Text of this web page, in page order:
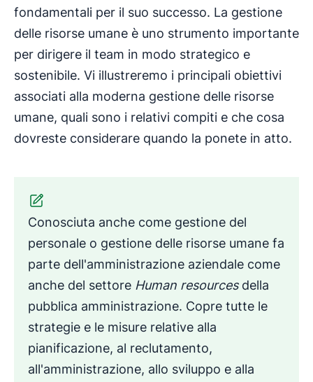
fondamentali per il suo successo. La gestione
delle risorse umane è uno strumento importante
per dirigere il team in modo strategico e
sostenibile. Vi illustreremo i principali obiettivi
associati alla moderna gestione delle risorse
umane, quali sono i relativi compiti e che cosa
dovreste considerare quando la ponete in atto.
Conosciuta anche come gestione del
personale o gestione delle risorse umane fa
parte dell'amministrazione aziendale come
anche del settore Human resourcesdella
pubblica amministrazione. Copre tutte le
strategie e le misure relative alla
pianificazione, al reclutamento,
all'amministrazione, allo sviluppo e alla